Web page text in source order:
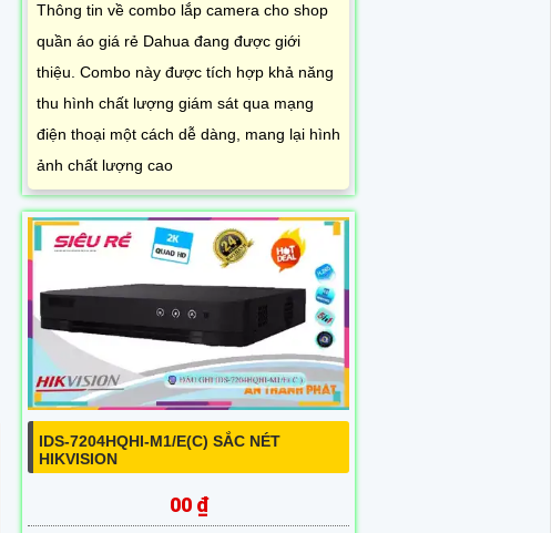
Thông tin về combo lắp camera cho shop
quần áo giá rẻ Dahua đang được giới
thiệu. Combo này được tích hợp khả năng
thu hình chất lượng giám sát qua mạng
điện thoại một cách dễ dàng, mang lại hình
ảnh chất lượng cao
IDS-7204HQHI-M1/E(C) SẮC NÉT
HIKVISION
00 ₫